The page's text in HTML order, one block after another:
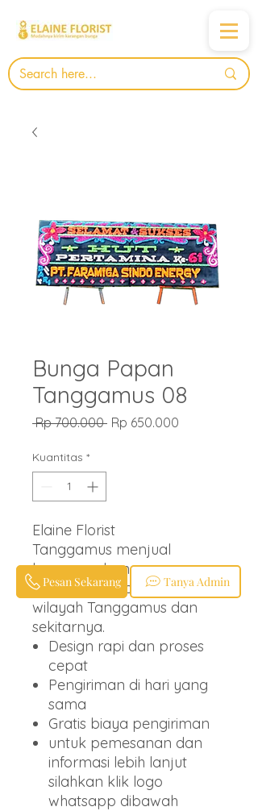
Bunga Papan
Tanggamus 08
Rp 700.000 Harga
Rp 650.000
Kuantitas *
Elaine Florist
Tanggamus menjual
karangan bunga papan
berbagai ucapan untuk
wilayah Tanggamus dan
sekitarnya.
Design rapi dan proses
cepat
Pengiriman di hari yang
sama
Gratis biaya pengiriman
untuk pemesanan dan
informasi lebih lanjut
silahkan klik logo
whatsapp dibawah
Tanya Admin
Pesan Sekarang